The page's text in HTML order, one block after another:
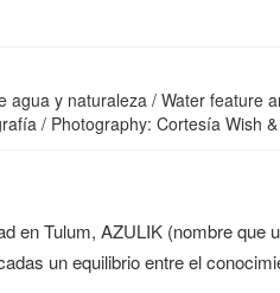
agua y naturaleza / Water feature
/ Photography: Cortesía Wish
en Tulum, AZULIK (nombre que
un equilibrio entre el